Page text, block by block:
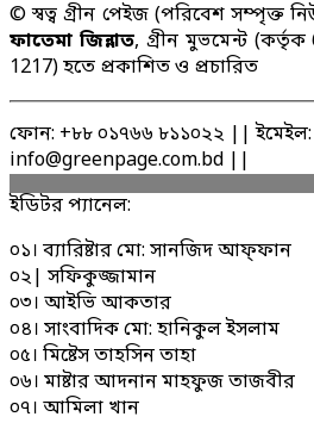
© স্বত্ব গ্রীন পেইজ (পরিবেশ সম্পৃক্ত
ফাতেমা জিন্নাত, গ্রীন মুভমেন্ট (কর্তৃক
1217) হতে প্রকাশিত ও প্রচারিত
ফোন: +৮৮ ০১৭৬৬ ৮১১০২২ || ইমেইল:
info@greenpage.com.bd ||
ইডিটর প্যানেল:
০১। ব্যারিষ্টার মো: সানজিদ আফ্ফান
০২| সফিকুজ্জামান
০৩। আইভি আকতার
০৪। সাংবাদিক মো: হানিকুল ইসলাম
০৫। মিষ্টেস তাহসিন তাহা
০৬। মাষ্টার আদনান মাহফুজ তাজবীর
০৭। আমিলা খান